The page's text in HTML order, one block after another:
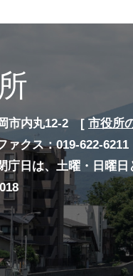
市内丸12-2 [ 市役所
クス：019-622-6211
庁日は、土曜・日曜